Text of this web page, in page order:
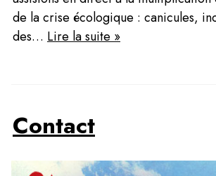
de la crise écologique : canicules,
des… Lire la suite »
Contact